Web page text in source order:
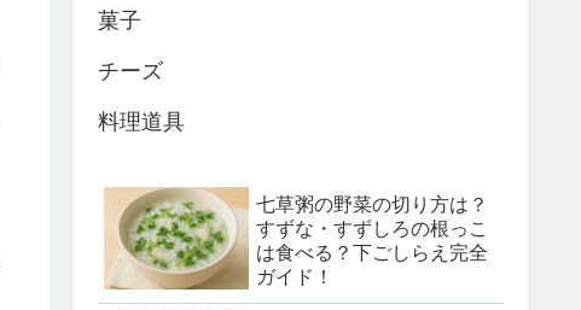
菓子
チーズ
料理道具
七草粥の野菜の切り方は？
すずな・すずしろの根っこ
は食べる？下ごしらえ完全
ガイド！